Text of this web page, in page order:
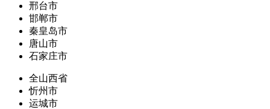
邢台市
邯郸市
秦皇岛市
唐山市
石家庄市
全山西省
忻州市
运城市